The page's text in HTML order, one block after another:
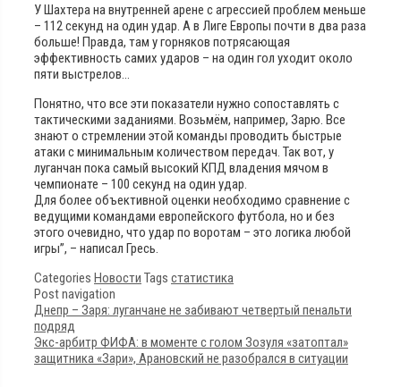
У Шахтера на внутренней арене с агрессией проблем меньше
– 112 секунд на один удар. А в Лиге Европы почти в два раза
больше! Правда, там у горняков потрясающая
эффективность самих ударов – на один гол уходит около
пяти выстрелов…
Понятно, что все эти показатели нужно сопоставлять с
тактическими заданиями. Возьмём, например, Зарю. Все
знают о стремлении этой команды проводить быстрые
атаки с минимальным количеством передач. Так вот, у
луганчан пока самый высокий КПД владения мячом в
чемпионате – 100 секунд на один удар.
Для более объективной оценки необходимо сравнение с
ведущими командами европейского футбола, но и без
этого очевидно, что удар по воротам – это логика любой
игры”, – написал Гресь.
Categories Новости Tags статистика
Post navigation
Днепр – Заря: луганчане не забивают четвертый пенальти
подряд
Экс-арбитр ФИФА: в моменте с голом Зозуля «затоптал»
защитника «Зари», Арановский не разобрался в ситуации